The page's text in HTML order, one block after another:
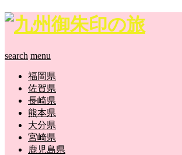
search menu
福岡県
佐賀県
長崎県
熊本県
大分県
宮崎県
鹿児島県